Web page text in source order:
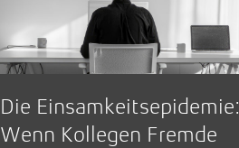
Die Einsamkeitsepidemie:
Wenn Kollegen Fremde